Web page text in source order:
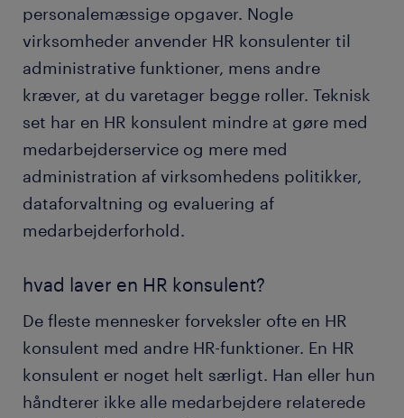
personalemæssige opgaver. Nogle
virksomheder anvender HR konsulenter til
administrative funktioner, mens andre
kræver, at du varetager begge roller. Teknisk
set har en HR konsulent mindre at gøre med
medarbejderservice og mere med
administration af virksomhedens politikker,
dataforvaltning og evaluering af
medarbejderforhold.
hvad laver en HR konsulent?
De fleste mennesker forveksler ofte en HR
konsulent med andre HR-funktioner. En HR
konsulent er noget helt særligt. Han eller hun
håndterer ikke alle medarbejdere relaterede